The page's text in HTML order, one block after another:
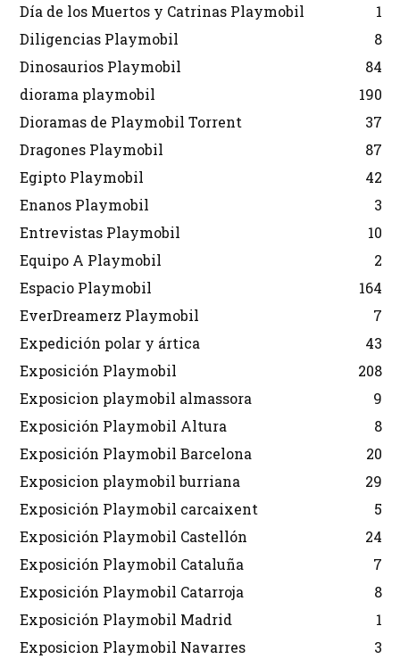
Día de los Muertos y Catrinas Playmobil
1
Diligencias Playmobil
8
Dinosaurios Playmobil
84
diorama playmobil
190
Dioramas de Playmobil Torrent
37
Dragones Playmobil
87
Egipto Playmobil
42
Enanos Playmobil
3
Entrevistas Playmobil
10
Equipo A Playmobil
2
Espacio Playmobil
164
EverDreamerz Playmobil
7
Expedición polar y ártica
43
Exposición Playmobil
208
Exposicion playmobil almassora
9
Exposición Playmobil Altura
8
Exposición Playmobil Barcelona
20
Exposicion playmobil burriana
29
Exposición Playmobil carcaixent
5
Exposición Playmobil Castellón
24
Exposición Playmobil Cataluña
7
Exposición Playmobil Catarroja
8
Exposición Playmobil Madrid
1
Exposicion Playmobil Navarres
3